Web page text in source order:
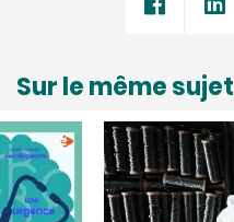
Sur le même sujet